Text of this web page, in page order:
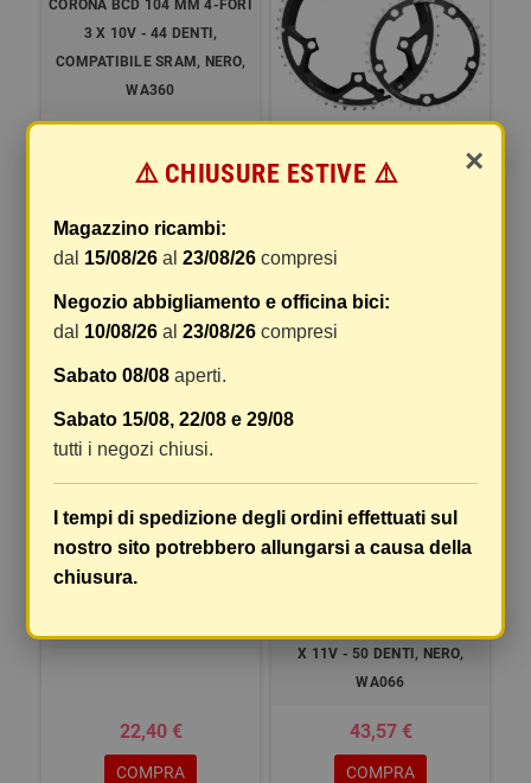
CORONA BCD 104 MM 4-FORI
3 X 10V - 44 DENTI,
COMPATIBILE SRAM, NERO,
WA360
61,09 €
COMPRA
CORONA BCD 110 MM 5-FORI
COMPRA
22,40 €
COMPRA
X 11V - 50 DENTI, NERO,
WA066
43,57 €
COMPRA
×
⚠️ CHIUSURE ESTIVE ⚠️
Magazzino ricambi:
dal 15/08/26 al23/08/26 compresi
Negozio abbigliamento e officina bici:
dal 10/08/26 al23/08/26 compresi
Sabato 08/08 aperti.
Sabato 15/08, 22/08 e 29/08
tutti i negozi chiusi.
I tempi di spedizione degli ordini effettuati sul
nostro sito potrebbero allungarsi a causa della
chiusura.